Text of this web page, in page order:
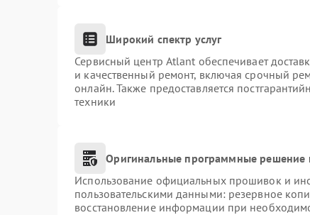
Широкий спектр услуг
Сервисный центр Atlant обеспечивает
и качественный ремонт, включая срочный
онлайн. Также предоставляется
техники
Оригинальные программные решение
Использование официальных прошивок и
пользовательскими данными: резервное
восстановление информации при